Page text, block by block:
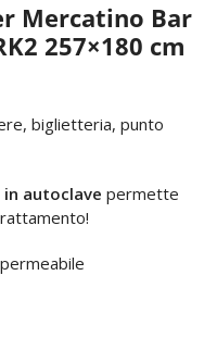
Mercatino Bar
257×180 cm
biglietteria, punto
autoclave permette